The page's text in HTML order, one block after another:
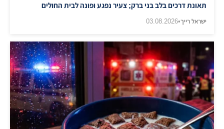
תאונת דרכים בלב בני ברק; צעיר נפגע ופונה לבית החולים
ישראל רייך•
03.08.2026